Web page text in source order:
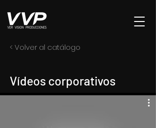
< Volver al catálogo
Vídeos corporativos